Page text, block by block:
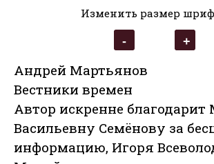
Изменить размер
Андрей Мартьянов
Вестники времен
Автор искренне
Васильевну Семёнову за
информацию, Игоря